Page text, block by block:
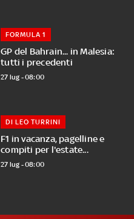
GP del Bahrain... in Malesia:
tutti i precedenti
FORMULA 1
27 lug - 08:00
F1 in vacanza, pagelline e
compiti per l'estate...
DI LEO TURRINI
27 lug - 08:00